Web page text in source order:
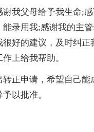
父母给予我生命;感
能录用我;感谢我的主
很好的建议，及时纠正
上给我帮助。
申请，希望自己能
以批准。